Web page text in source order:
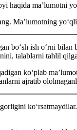
haqida ma’lumotni
Ma’lumotning
boʻsh ish oʻrni
talablarni tahlil
koʻplab
ajratib